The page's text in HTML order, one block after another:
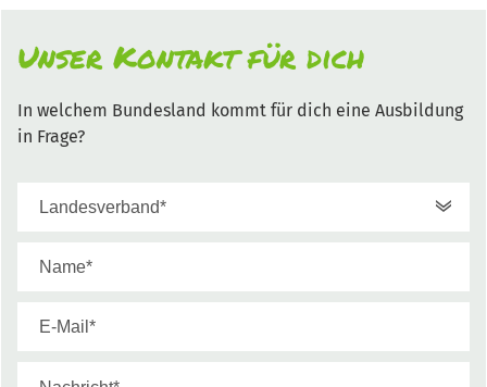
Unser Kontakt für dich
In welchem Bundesland kommt für dich eine Ausbildung
in Frage?